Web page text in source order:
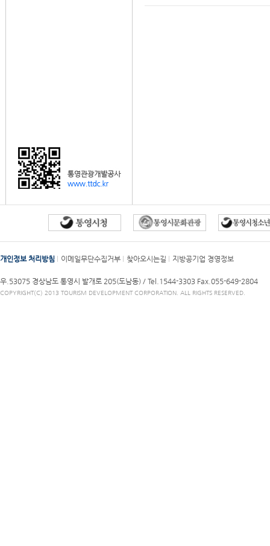
개인정보 처리방침 이메일무단수집거부 찾아오시는길 지방공기업 경영정보
우.53075 경상남도 통영시 발개로 205(도남동) / Tel.1544-3303 Fax.055-649-2804
COPYRIGHT(C) 2013 TOURISM DEVELOPMENT CORPORATION. ALL RIGHTS RESERVED.